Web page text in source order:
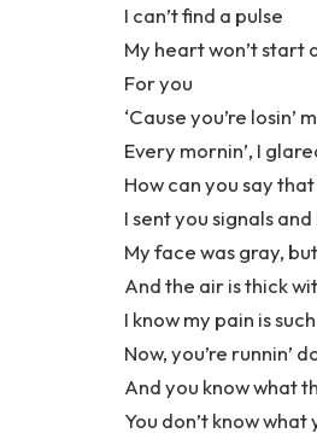
I can’t find a pulse
My heart won’t start
For you
‘Cause you’re losin’
Every mornin’, I
How can you say
I sent you signals
My face was gray,
And the air is thick
I know my pain is
Now, you’re runnin’
And you know what
You don’t know what